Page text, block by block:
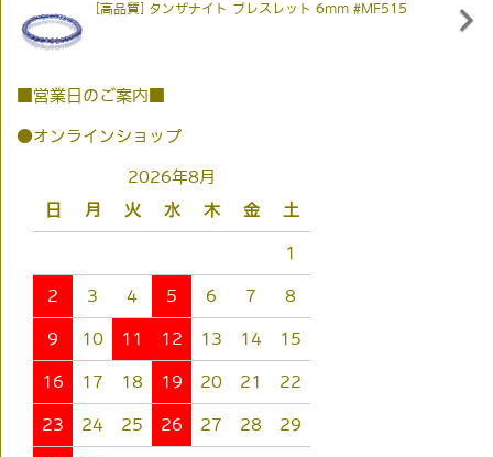
[高品質] タンザナイト ブレスレット 6mm #MF515
■営業日のご案内■
●オンラインショップ
2026年8月
日
月 火 水 木 金 土
1
2 3 4 5 6 7 8
9 10 11 12 13 14 15
16 17 18 19 20 21 22
23 24 25 26 27 28 29